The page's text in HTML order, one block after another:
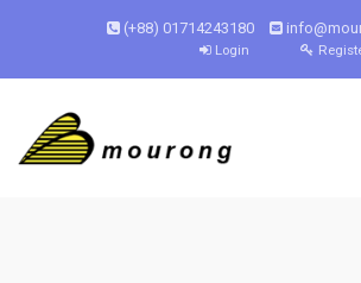
(+88) 01714243180
Login